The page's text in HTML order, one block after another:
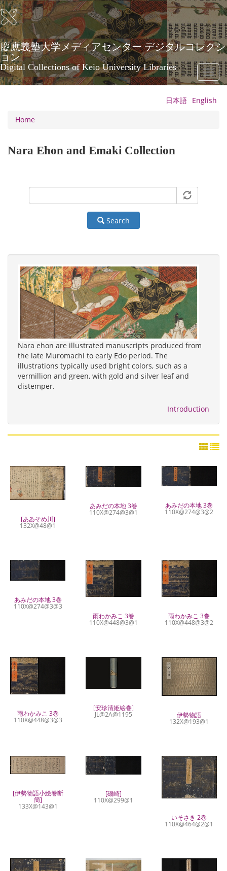
Skip
to
main
content
慶應義塾大学メディアセンター デジタルコレクシ
ョン
Digital Collections of Keio University Libraries
Toggle
日本語 English
Home
Nara Ehon and Emaki Collection
Search
Nara ehon are illustrated manuscripts produced from
the late Muromachi to early Edo period. The
illustrations typically used bright colors, such as a
vermillion and green, with gold and silver leaf and
distemper.
Introduction
[あゐそめ川]
132X@48@1
あみだの本地 3巻
110X@274@3@1
あみだの本地 3巻
110X@274@3@2
あみだの本地 3巻
110X@274@3@3
雨わかみこ 3巻
110X@448@3@1
雨わかみこ 3巻
110X@448@3@2
雨わかみこ 3巻
110X@448@3@3
[安珍清姫絵巻]
JL@2A@1195 伊勢物語
132X@193@1
[伊勢物語小絵巻断
簡]
133X@143@1
[磯崎]
110X@299@1
いそさき 2巻
110X@464@2@1